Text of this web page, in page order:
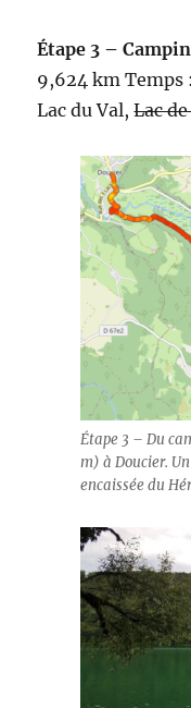
Étape 3 –
9,624 km Temps
Lac du Val,Lac
Étape 3 – Du
m) à Doucier.
encaissée du